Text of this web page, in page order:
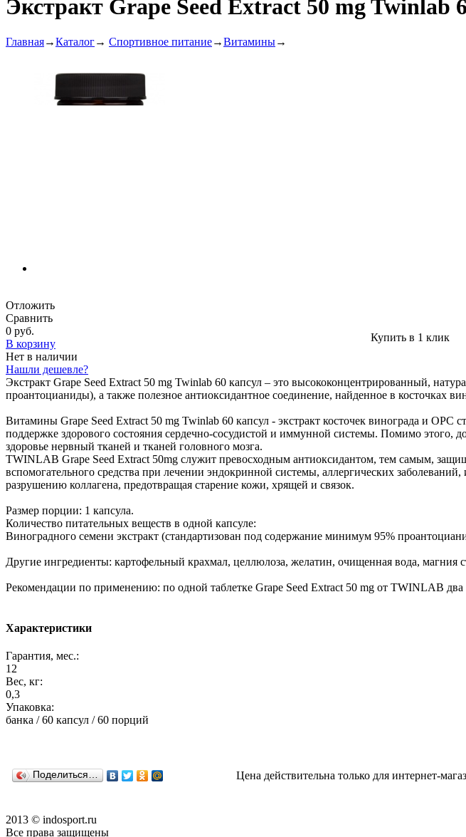
Экстракт Grape Seed Extract 50 mg Twinlab
Главная→Каталог→ Спортивное питание→Витамины→
Отложить
Сравнить
0 руб.
В корзину
Купить в 1 клик
Нет в наличии
Нашли дешевле?
Экстракт Grape Seed Extract 50 mg Twinlab 60 капсул – это высококонцентрированный,
проантоцианиды), а также полезное антиоксидантное соединение, найденное в косточках
Витамины Grape Seed Extract 50 mg Twinlab 60 капсул - экстракт косточек винограда и
поддержке здорового состояния сердечно-сосудистой и иммунной системы. Помимо этого,
здоровье нервный тканей и тканей головного мозга.
TWINLAB Grape Seed Extract 50mg служит превосходным антиоксидантом, тем самым,
вспомогательного средства при лечении эндокринной системы, аллергических
разрушению коллагена, предотвращая старение кожи, хрящей и связок.
Размер порции: 1 капсула.
Количество питательных веществ в одной капсуле:
Виноградного семени экстракт (стандартизован под содержание минимум 95%
Другие ингредиенты: картофельный крахмал, целлюлоза, желатин, очищенная вода, магния
Рекомендации по применению: по одной таблетке Grape Seed Extract 50 mg от TWINLAB два
Характеристики
Гарантия, мес.:
12
Вес, кг:
0,3
Упаковка:
банка / 60 капсул / 60 порций
Поделиться… Цена действительна только для интернет-
2013 © indosport.ru
Все права защищены